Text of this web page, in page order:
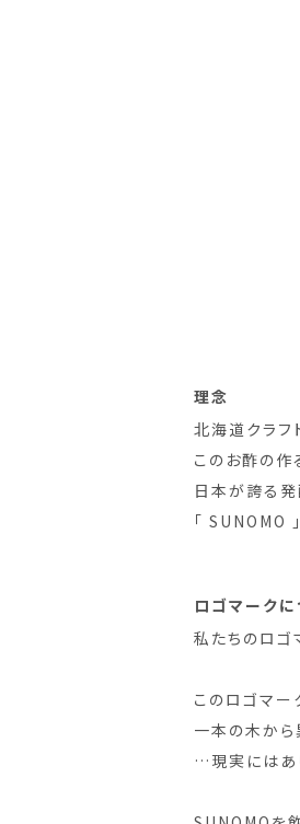
理念
北海道クラフ
このお酢の作
日本が誇る発
「 SUNOMO
ロゴマークに
私たちのロゴ
このロゴマー
一本の木から
…現実にはあ